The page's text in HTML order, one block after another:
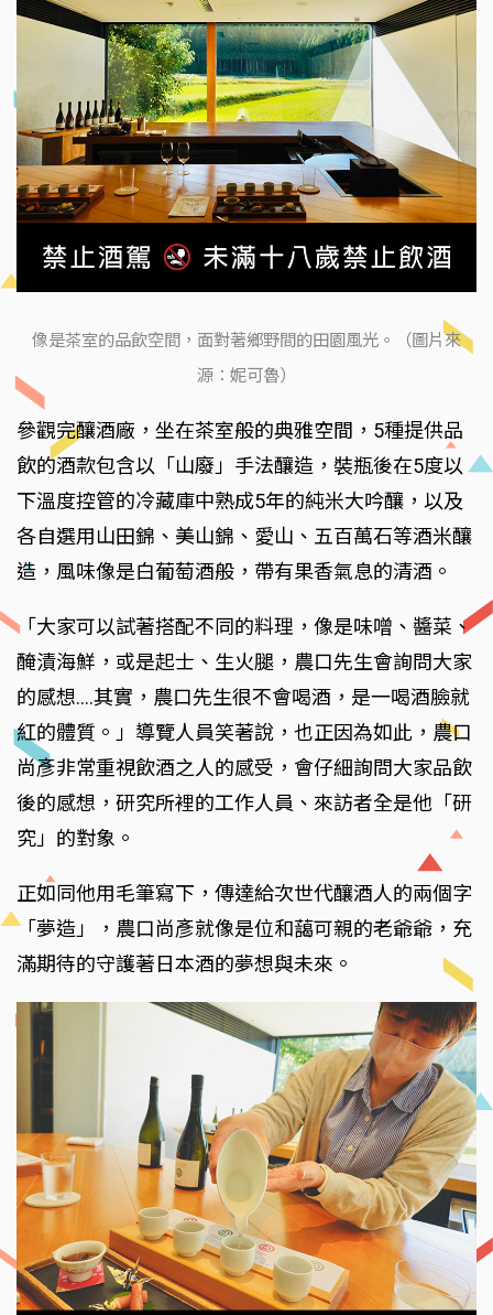
像是茶室的品飲空間，面對著鄉野間的田園風光。（圖片來
源：妮可魯）
參觀完釀酒廠，坐在茶室般的典雅空間，5種提供品
飲的酒款包含以「山廢」手法釀造，裝瓶後在5度以
下溫度控管的冷藏庫中熟成5年的純米大吟釀，以及
各自選用山田錦、美山錦、愛山、五百萬石等酒米釀
造，風味像是白葡萄酒般，帶有果香氣息的清酒。
「大家可以試著搭配不同的料理，像是味噌、醬菜、
醃漬海鮮，或是起士、生火腿，農口先生會詢問大家
的感想....其實，農口先生很不會喝酒，是一喝酒臉就
紅的體質。」導覽人員笑著說，也正因為如此，農口
尚彥非常重視飲酒之人的感受，會仔細詢問大家品飲
後的感想，研究所裡的工作人員、來訪者全是他「研
究」的對象。
正如同他用毛筆寫下，傳達給次世代釀酒人的兩個字
「夢造」，農口尚彥就像是位和藹可親的老爺爺，充
滿期待的守護著日本酒的夢想與未來。